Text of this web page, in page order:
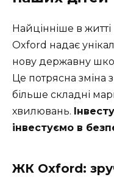
Найцінніше в
Oxford надає
нову державну
Це потрясна зміна
більше складні
хвилювань.
інвестуємо в
ЖК Oxford: